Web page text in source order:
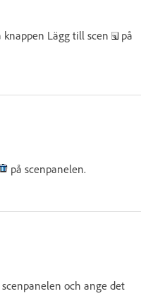
knappen Lägg till scen
på
på scenpanelen.
och ange det